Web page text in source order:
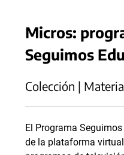
Micros:
Seguimos
Colección |
El Programa
de la plataforma